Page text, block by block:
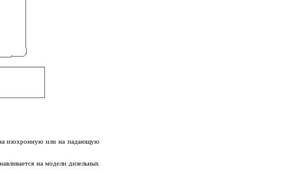
изохронную или на падающую
на модели дизельных